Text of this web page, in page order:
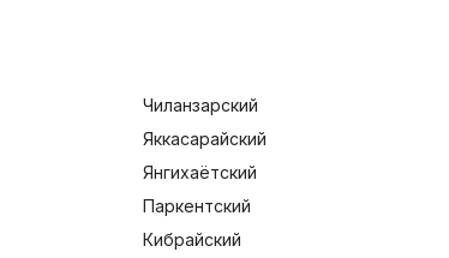
Чиланзарский
Яккасарайский
Янгихаётский
Паркентский
Кибрайский